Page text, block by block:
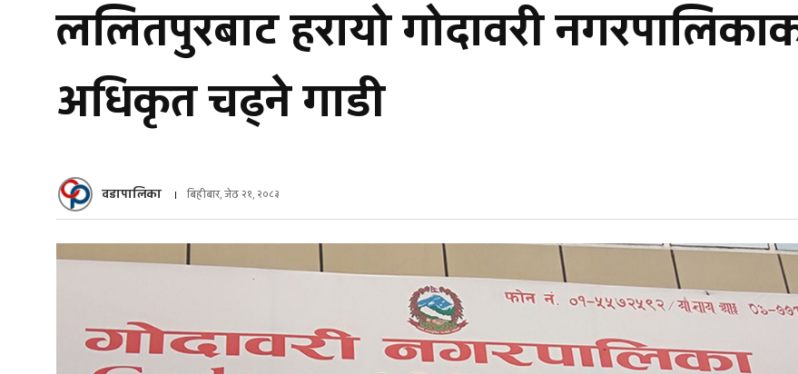
ललितपुरबाट हरायो गोदावरी
अधिकृत चढ्ने गाडी
वडापालिका बिहीबार, जेठ २१, २०८३